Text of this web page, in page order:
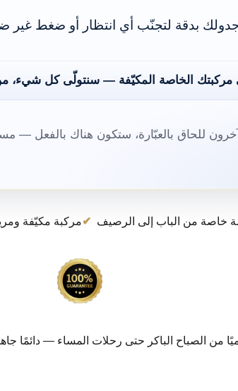
جدولك بدقة لتجنّب أي انتظار أو ضغط
الخاصة المكيّفة — سنتولّى كل شيء،
للحاق بالعبّارة، ستكون هناك بالفعل —
خاصة من الباب إلى الرصيف مركبة مكيّفة
من الصباح الباكر حتى رحلات المساء — دائمًا